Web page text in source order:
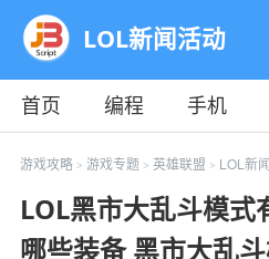
LOL新闻活动
首页 编程 手机
教程
平面 服务器
游戏攻略> 游戏专题 > 英雄联盟 > LOL新
LOL黑市大乱斗模式
哪些装备 黑市大乱